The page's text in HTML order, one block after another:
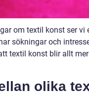
om textil konst ser
sökningar och
textil konst blir allt
olika